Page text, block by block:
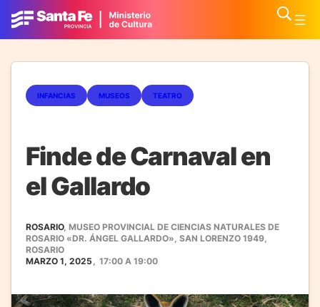
INFANCIAS MUSEOS TEATRO
Finde de Carnaval en
el Gallardo
ROSARIO, MUSEO PROVINCIAL DE CIENCIAS NATURALES DE
ROSARIO «DR. ÁNGEL GALLARDO», SAN LORENZO 1949,
ROSARIO
MARZO 1, 2025, 17:00 A 19:00